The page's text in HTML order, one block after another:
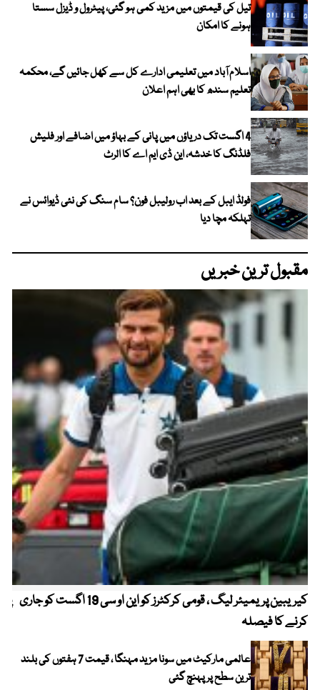
تیل کی قیمتوں میں مزید کمی ہو گئی، پیٹرول و ڈیزل سستا
ہونے کا امکان
اسلام آباد میں تعلیمی ادارے کل سے کھل جائیں گے، محکمہ
تعلیم سندھ کا بھی اہم اعلان
4 اگست تک دریاؤں میں پانی کے بہاؤ میں اضافے اور فلیش
فلڈنگ کا خدشہ، این ڈی ایم اے کا الرٹ
فولڈ ایبل کے بعد اب رولیبل فون؟ سام سنگ کی نئی ڈیوائس نے
تہلکہ مچا دیا
مقبول ترین خبریں
کیریبین پریمیئر لیگ ، قومی کرکٹرز کو این او سی 19 اگست کو جاری
کرنے کا فیصلہ
عالمی مارکیٹ میں سونا مزید مہنگا ، قیمت 7 ہفتوں کی بلند
ترین سطح پر پہنچ گئی